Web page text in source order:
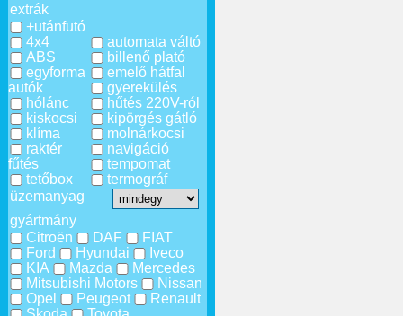
extrák
+utánfutó
4x4
ABS
egyforma
autók
hólánc
kiskocsi
klíma
raktér
fűtés
tetőbox
automata váltó
billenő plató
emelő hátfal
gyerekülés
hűtés 220V-ról
kipörgés gátló
molnárkocsi
navigáció
tempomat
termográf
üzemanyag
gyártmány
Citroën
DAF
FIAT
Ford
Hyundai
Iveco
KIA
Mazda
Mercedes
Mitsubishi Motors
Nissan
Opel
Peugeot
Renault